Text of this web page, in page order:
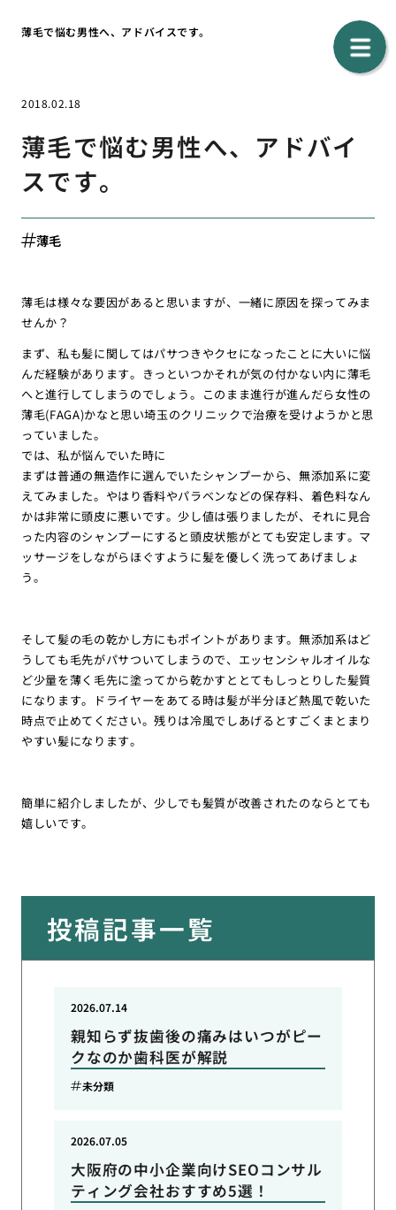
薄毛で悩む男性へ、アドバイスです。
2018.02.18
薄毛で悩む男性へ、アドバイ
スです。
薄毛
薄毛は様々な要因があると思いますが、一緒に原因を探ってみま
せんか？
まず、私も髪に関してはパサつきやクセになったことに大いに悩
んだ経験があります。きっといつかそれが気の付かない内に薄毛
へと進行してしまうのでしょう。このまま進行が進んだら女性の
薄毛(FAGA)かなと思い埼玉のクリニックで治療を受けようかと思
っていました。
では、私が悩んでいた時に
まずは普通の無造作に選んでいたシャンプーから、無添加系に変
えてみました。やはり香料やパラベンなどの保存料、着色料なん
かは非常に頭皮に悪いです。少し値は張りましたが、それに見合
った内容のシャンプーにすると頭皮状態がとても安定します。マ
ッサージをしながらほぐすように髪を優しく洗ってあげましょ
う。
そして髪の毛の乾かし方にもポイントがあります。無添加系はど
うしても毛先がパサついてしまうので、エッセンシャルオイルな
ど少量を薄く毛先に塗ってから乾かすととてもしっとりした髪質
になります。ドライヤーをあてる時は髪が半分ほど熱風で乾いた
時点で止めてください。残りは冷風でしあげるとすごくまとまり
やすい髪になります。
簡単に紹介しましたが、少しでも髪質が改善されたのならとても
嬉しいです。
投稿記事一覧
親知らず抜歯後の痛みはいつがピー
クなのか歯科医が解説
2026.07.14
未分類
大阪府の中小企業向けSEOコンサル
ティング会社おすすめ5選！
2026.07.05